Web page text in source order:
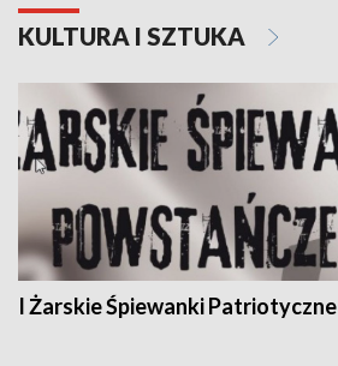
KULTURA I SZTUKA
I Żarskie Śpiewanki Patriotyczne